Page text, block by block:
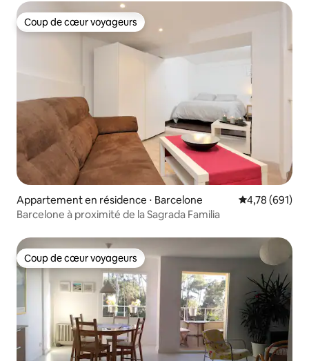
Coup de cœur voyageurs
Coup de cœur voyageurs
Appartement en résidence ⋅ Barcelone Évaluation
4,78 (691)
Barcelone à proximité de la Sagrada Familia
Coup de cœur voyageurs
Coup de cœur voyageurs